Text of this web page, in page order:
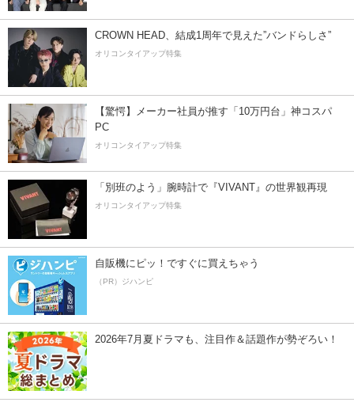
CROWN HEAD、結成1周年で見えた”バンドらしさ”
オリコンタイアップ特集
【驚愕】メーカー社員が推す「10万円台」神コスパ
PC
オリコンタイアップ特集
「別班のよう」腕時計で『VIVANT』の世界観再現
オリコンタイアップ特集
自販機にピッ！ですぐに買えちゃう
（PR）ジハンピ
2026年7月夏ドラマも、注目作＆話題作が勢ぞろい！